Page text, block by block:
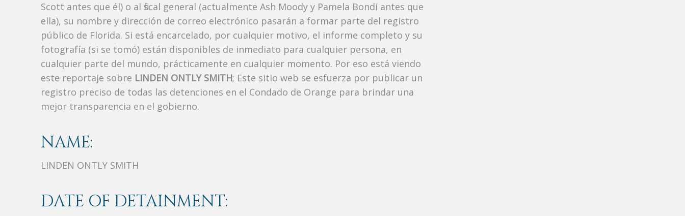
Scott antes que él) o al fiscal general (actualmente Ash Moody y Pamela Bondi antes que
ella), su nombre y dirección de correo electrónico pasarán a formar parte del registro
público de Florida. Si está encarcelado, por cualquier motivo, el informe completo y su
fotografía (si se tomó) están disponibles de inmediato para cualquier persona, en
cualquier parte del mundo, prácticamente en cualquier momento. Por eso está viendo
este reportaje sobre LINDEN ONTLY SMITH; Este sitio web se esfuerza por publicar un
registro preciso de todas las detenciones en el Condado de Orange para brindar una
mejor transparencia en el gobierno.
NAME:
LINDEN ONTLY SMITH
DATE OF DETAINMENT: